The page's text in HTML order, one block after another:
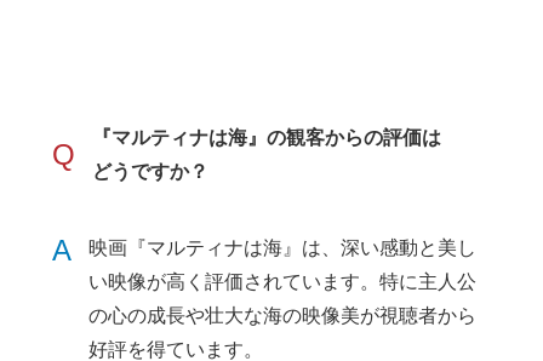
Q
『マルティナは海』の観客からの評価は
どうですか？
A
映画『マルティナは海』は、深い感動と美し
い映像が高く評価されています。特に主人公
の心の成長や壮大な海の映像美が視聴者から
好評を得ています。